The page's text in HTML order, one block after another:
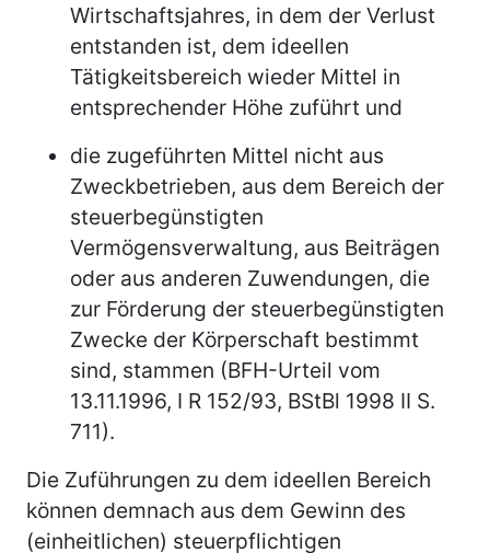
Wirtschaftsjahres, in dem der Verlust
entstanden ist, dem ideellen
Tätigkeitsbereich wieder Mittel in
entsprechender Höhe zuführt und
die zugeführten Mittel nicht aus
Zweckbetrieben, aus dem Bereich der
steuerbegünstigten
Vermögensverwaltung, aus Beiträgen
oder aus anderen Zuwendungen, die
zur Förderung der steuerbegünstigten
Zwecke der Körperschaft bestimmt
sind, stammen (BFH-Urteil vom
13.11.1996, I R 152/93, BStBl 1998 II S.
711).
Die Zuführungen zu dem ideellen Bereich
können demnach aus dem Gewinn des
(einheitlichen) steuerpflichtigen